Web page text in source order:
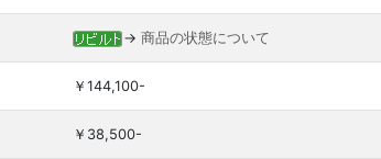
→ 商品の状態について
￥144,100-
￥38,500-